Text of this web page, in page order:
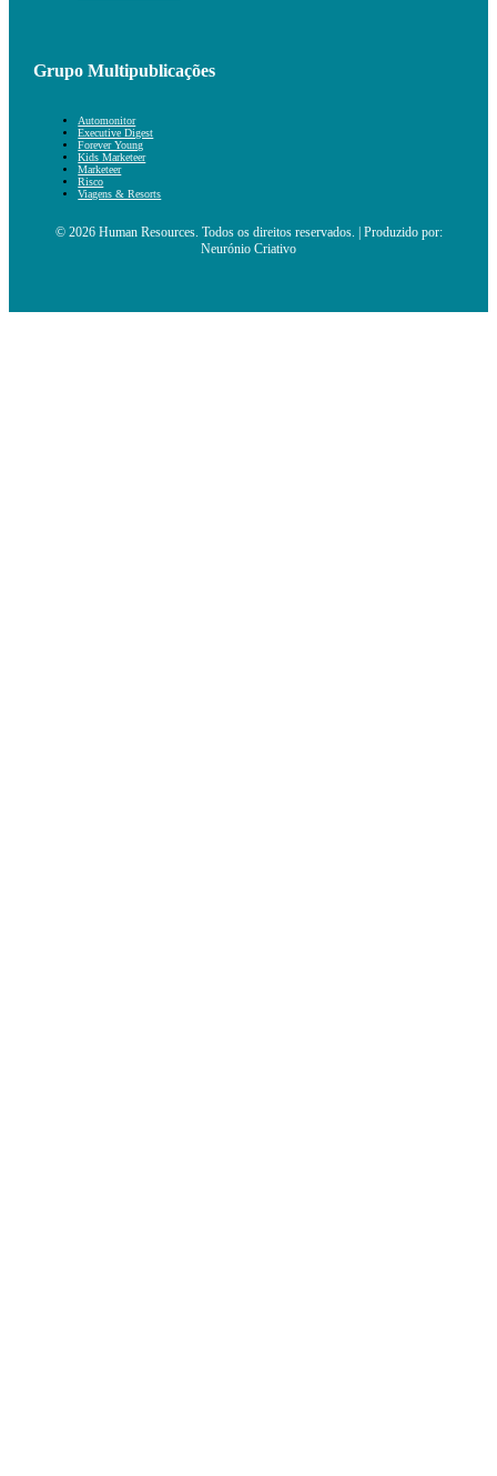
Grupo Multipublicações
Automonitor
Executive Digest
Forever Young
Kids Marketeer
Marketeer
Risco
Viagens & Resorts
© 2026 Human Resources. Todos os direitos reservados. | Produzido por:
Neurónio Criativo